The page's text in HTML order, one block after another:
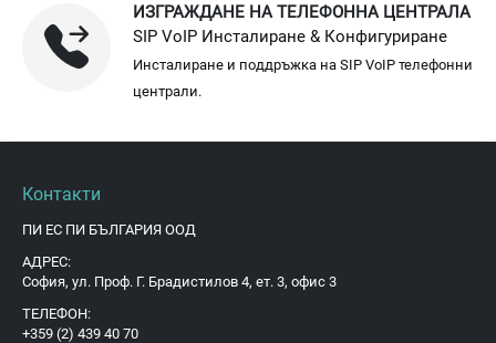
ИЗГРАЖДАНЕ НА ТЕЛЕФОННА ЦЕНТРАЛА
SIP VoIP Инсталиране & Конфигуриране
Инсталиране и поддръжка на SIP VoIP телефонни
централи.
Контакти
ПИ ЕС ПИ БЪЛГАРИЯ ООД
АДРЕС:
София, ул. Проф. Г. Брадистилов 4, ет. 3, офис 3
ТЕЛЕФОН:
+359 (2) 439 40 70